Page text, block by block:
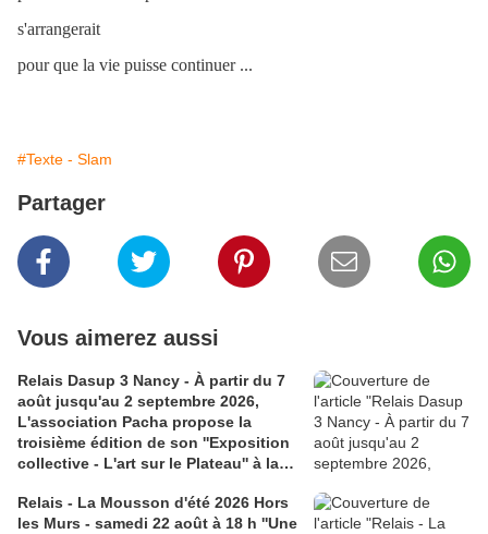
s'arrangerait
pour que la vie puisse continuer ...
#Texte - Slam
Partager
Vous aimerez aussi
Relais Dasup 3 Nancy - À partir du 7
août jusqu'au 2 septembre 2026,
L'association Pacha propose la
troisième édition de son ''Exposition
collective - L'art sur le Plateau'' à la
avenue Pinchard
Relais - La Mousson d'été 2026 Hors
les Murs - samedi 22 août à 18 h ''Une